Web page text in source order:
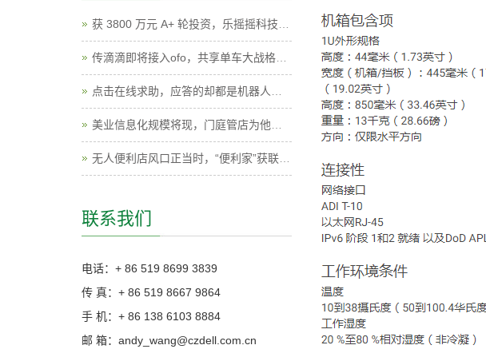
联系我们
电话：+ 86 519 8699 3839
传 真：+ 86 519 8667 9864
手 机：+ 86 138 6103 8884
邮 箱：andy_wang@czdell.com.cn